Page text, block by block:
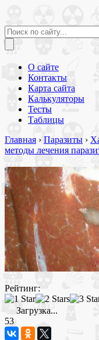
О сайте
Контакты
Карта сайта
Калькуляторы
Тесты
Таблицы
Главная › Паразиты ›
методы лечения
Рейтинг:
Загрузка...
53